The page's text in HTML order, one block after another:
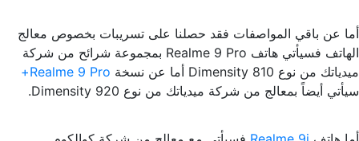
أما عن باقي المواصفات فقد حصلنا على تسريبات بخصوص معالج
الهاتف فسيأتي هاتف Realme 9 Pro بمجموعة شرائح من شركة
ميدياتك من نوع Dimensity 810 أما عن نسخة
Realme 9 Pro+
سيأتي أيضاً بمعالج من شركة ميدياتك من نوع Dimensity 920.